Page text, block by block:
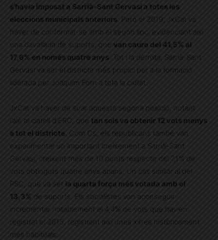
s’havia imposat a Sarrià-Sant Gervasi a totes les
eleccions municipals anteriors. Però el 2019, JxCat va
haver de conformar-se amb el segon lloc, evidenciant així
una davallada de suports, que van caure del 41,5% al
17,6% en només quatre anys . Tot i la derrota, Sarrià-Sant
Gervasi va ser el districte més propici per a la formació
liderada per Joaquim Forn a tota la ciutat.
JxCat va haver de suar aquesta segona posició, notant
l’alè al clatell d’ERC, que tan sols va obtenir 12 vots menys
a tot el districte. Com Cs, els republicans també van
experimentar un important creixement a Sarrià-Sant
Gervasi, creixent més de 10 punts respecte del 7,1% de
vots obtinguts quatre anys abans. Un cas similar al del
PSC, que va ser la quarta força més votada amb el
13,3% de suports. Els socialistes van aconseguir
incrementar notablement el 4,4% de vots que havien
registrat el 2015, registrant així unes xifres històricament
més habituals.